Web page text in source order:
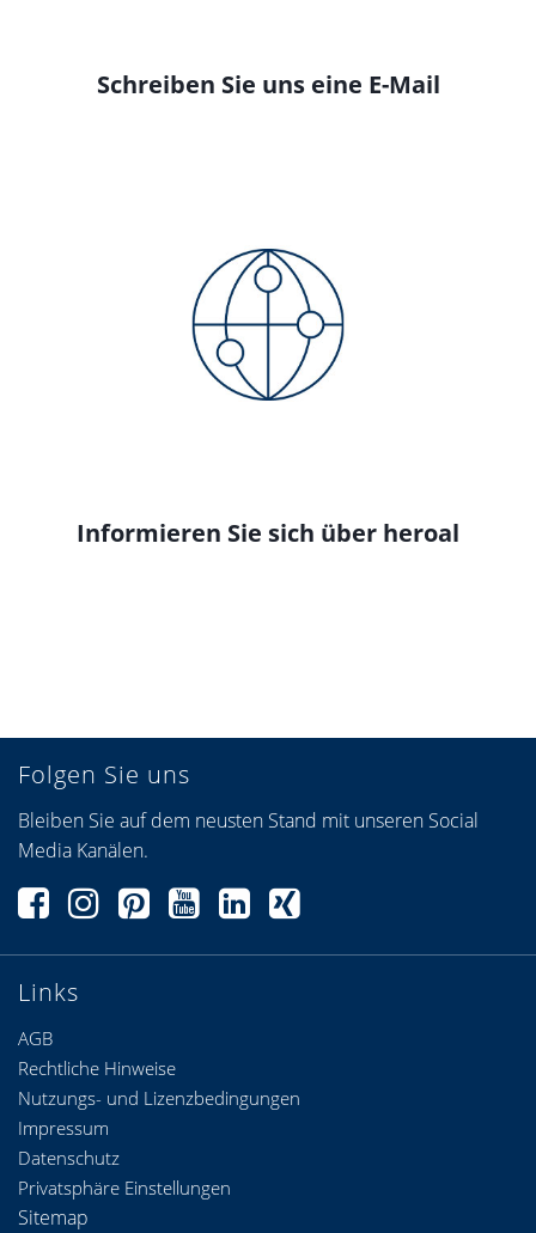
Schreiben Sie uns eine E-Mail
Informieren Sie sich über heroal
Links
AGB
Rechtliche Hinweise
Nutzungs- und Lizenzbedingungen
Folgen Sie uns
Bleiben Sie auf dem neusten Stand mit unseren Social
Media Kanälen.
Impressum
Datenschutz
Privatsphäre Einstellungen
Sitemap